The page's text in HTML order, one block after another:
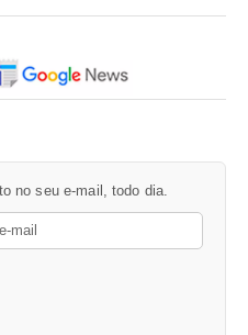
no seu e-mail, todo dia.